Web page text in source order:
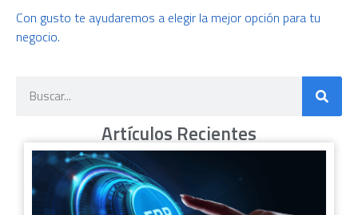
Con gusto te ayudaremos a elegir la mejor opción para tu
negocio.
Artículos Recientes